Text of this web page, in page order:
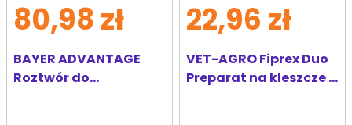
BAYER ADVANTAGE
Roztwór do
80,98 zł
VET-AGRO Fiprex Duo
Preparat na kleszcze i
22,96 zł